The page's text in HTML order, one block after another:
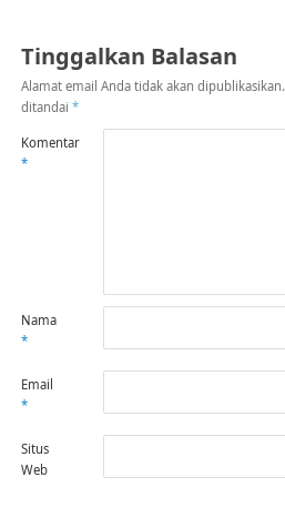
Tinggalkan Balasan
Alamat email Anda tidak akan dipublikasikan.
ditandai *
Komentar
*
Nama
*
Email
*
Situs
Web